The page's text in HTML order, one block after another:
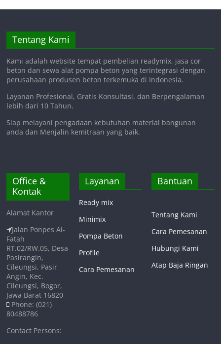
Tentang Kami
Kami adalah website tempat pembelian readymix, jasa cor
beton dan sewa alat pompa beton yang terintegrasi dengan
perusahaan produsen beton terkemuka di Indonesia.
Layanan Profesional, Gratis Konsultasi, dan Berpengalaman
lebih dari 10 Tahun.
Siap melayani pengadaan kebutuhan material bangunan
anda dan Menjalin kemitraan yang baik.
Office &
Kontak
Alamat Kantor
Jalan Ponpes Al-
Fatah
RT.02/RW.05, Desa
Pasirangin,
Cileungsi, Pasir
Angin, Kec.
Cileungsi, Bogor,
Jawa Barat 16820
Phone: (021)
80488786
Contact Persons:
Layanan
Ready mix
Minimix
Pompa Beton
Profile
Cara Pemesanan
Bantuan
Tentang Kami
Cara Pemesanan
Hubungi Kami
Atap Baja Ringan